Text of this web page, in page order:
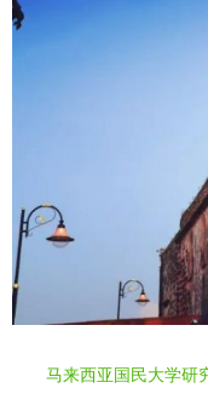
马来西亚国民大学研